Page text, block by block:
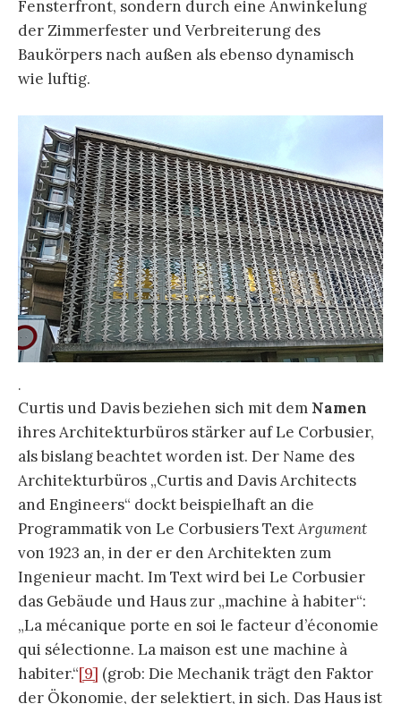
Fensterfront, sondern durch eine Anwinkelung
der Zimmerfester und Verbreiterung des
Baukörpers nach außen als ebenso dynamisch
wie luftig.
.
Curtis und Davis beziehen sich mit dem Namen
ihres Architekturbüros stärker auf Le Corbusier,
als bislang beachtet worden ist. Der Name des
Architekturbüros „Curtis and Davis Architects
and Engineers“ dockt beispielhaft an die
Programmatik von Le Corbusiers TextArgument
von 1923 an, in der er den Architekten zum
Ingenieur macht. Im Text wird bei Le Corbusier
das Gebäude und Haus zur „machine à habiter“:
„La mécanique porte en soi le facteur d’économie
qui sélectionne. La maison est une machine à
habiter.“[9] (grob: Die Mechanik trägt den Faktor
der Ökonomie, der selektiert, in sich. Das Haus ist